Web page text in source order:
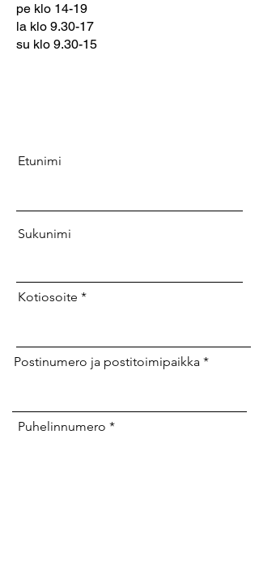
pe klo 14-19
la klo 9.30-17
su klo 9.30-15
Etunimi
Sukunimi
Kotiosoite
Postinumero ja postitoimipaikka
Puhelinnumero